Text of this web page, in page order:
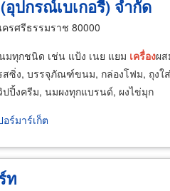
อุปกรณ์เบเกอรี่) จำกัด
รศรีธรรมราช 80000
มทุกชนิด เช่น แป้ง เนย แยม เครื่องผ
สซิ่ง, บรรจุภัณฑ์ขนม, กล่องโฟม, ถุง
ปิ้งครีม, นมผงทุกแบรนด์, ผงไข่มุก
ร์มาร์เก็ต
ท